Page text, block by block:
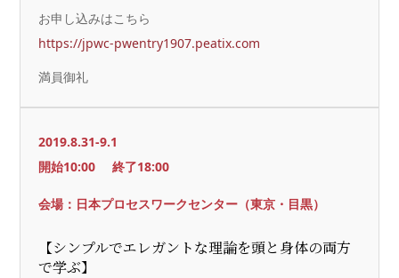
お申し込みはこちら
https://jpwc-pwentry1907.peatix.com
満員御礼
2019.8.31-9.1
開始10:00
終了18:00
会場：日本プロセスワークセンター（東京・目黒）
【シンプルでエレガントな理論を頭と身体の両方
で学ぶ】